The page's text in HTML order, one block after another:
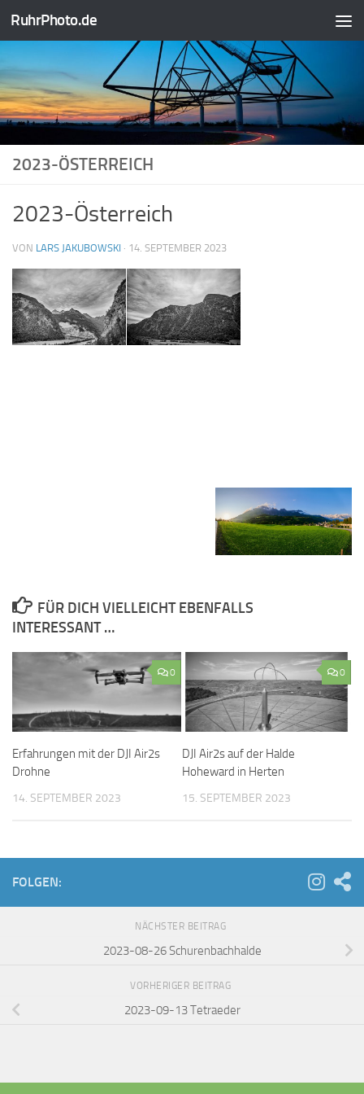
Zum Inhalt springen
RuhrPhoto.de
2023-ÖSTERREICH
2023-Österreich
VON LARS JAKUBOWSKI · 14. SEPTEMBER 2023
FÜR DICH VIELLEICHT EBENFALLS
INTERESSANT …
0
Erfahrungen mit der DJI Air2s
Drohne
14. SEPTEMBER 2023
0
DJI Air2s auf der Halde
Hoheward in Herten
15. SEPTEMBER 2023
FOLGEN:
NÄCHSTER BEITRAG
2023-08-26 Schurenbachhalde
VORHERIGER BEITRAG
2023-09-13 Tetraeder